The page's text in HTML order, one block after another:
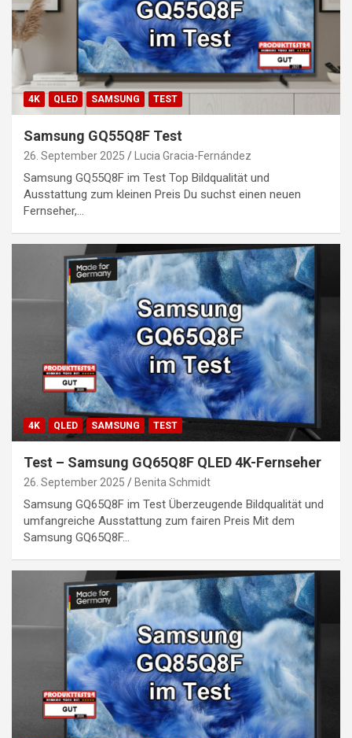
4K QLED SAMSUNG TEST
Samsung GQ55Q8F Test
26. September 2025 Lucia Gracia-Fernández
Samsung GQ55Q8F im Test Top Bildqualität und
Ausstattung zum kleinen Preis Du suchst einen neuen
Fernseher,…
4K QLED SAMSUNG TEST
Test – Samsung GQ65Q8F QLED 4K-Fernseher
26. September 2025 Benita Schmidt
Samsung GQ65Q8F im Test Überzeugende Bildqualität und
umfangreiche Ausstattung zum fairen Preis Mit dem
Samsung GQ65Q8F…